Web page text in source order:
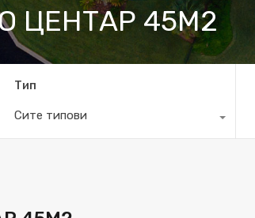
ЦЕНТАР 45М2
Тип
Сите типови